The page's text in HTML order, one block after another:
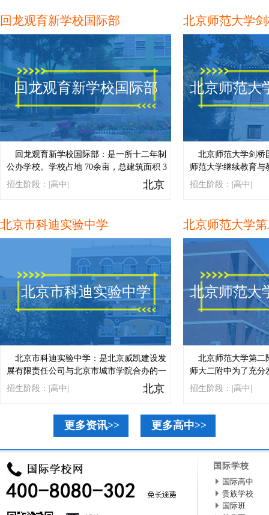
实现世界的可持续发展做贡献。我校着重学
业成就和自信树立，同时培养学生形成强烈
的社会和环境责任感。...
回龙观育新学校国际部
回龙观育新学校国际部
回龙观育新学校国际部：是一所十二年制
公办学校。学校占地 70余亩，总建筑面积 3
万多平方米。学校是北京市“促进教育公平，
推进优质教育资源实质性增长”的城乡新区中
招生阶段：|高中| 北京
北京师范大学
北京师范大
北京师范大学剑桥
师范大学继续教育与
优恒联教育科技有限
IGCSE课程教学与考
由北京师范大学继续
领科教育联合成立。
招生阶段：|高中|
北京市科迪实验中学
北京市科迪实验中学
北京市科迪实验中学：是北京威凯建设发
展有限责任公司与北京市城市学院合办的一
所国有民办性质的完全中学，学校的办学宗
旨是培养具有中国情怀与国际视野的终身学
招生阶段：|高中| 北京
北京师范大
北京师范大学第二
师大二附中为了充分
优势，让更多学生享
名、具硕士或博士学
招生阶段：|高中|
更多资讯>> 更多高中>>
国际学校
国际高中
贵族学校
国际班